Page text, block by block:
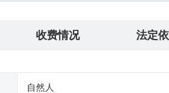
收费情况 法定
自然人